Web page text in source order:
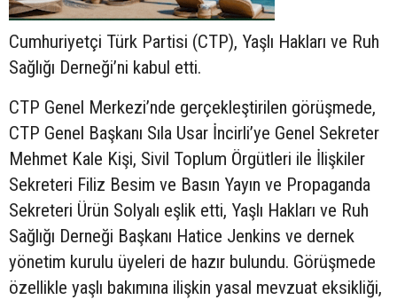
Cumhuriyetçi Türk Partisi (CTP), Yaşlı Hakları ve Ruh
Sağlığı Derneği’ni kabul etti.
CTP Genel Merkezi’nde gerçekleştirilen görüşmede,
CTP Genel Başkanı Sıla Usar İncirli’ye Genel Sekreter
Mehmet Kale Kişi, Sivil Toplum Örgütleri ile İlişkiler
Sekreteri Filiz Besim ve Basın Yayın ve Propaganda
Sekreteri Ürün Solyalı eşlik etti, Yaşlı Hakları ve Ruh
Sağlığı Derneği Başkanı Hatice Jenkins ve dernek
yönetim kurulu üyeleri de hazır bulundu. Görüşmede
özellikle yaşlı bakımına ilişkin yasal mevzuat eksikliği,